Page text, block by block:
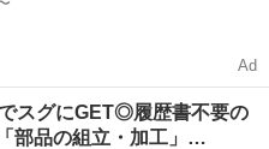
Ad
スグにGET◎履歴書不要の
部品の組立・加工」…